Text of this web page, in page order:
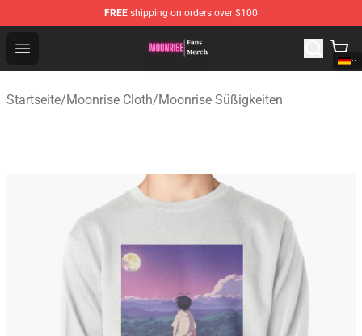
FREE shipping on orders over $100
Open menu
Moonrise Store - Official Moonrise Merchandise Shop
Startseite/Moonrise Cloth/Moonrise Süßigkeiten